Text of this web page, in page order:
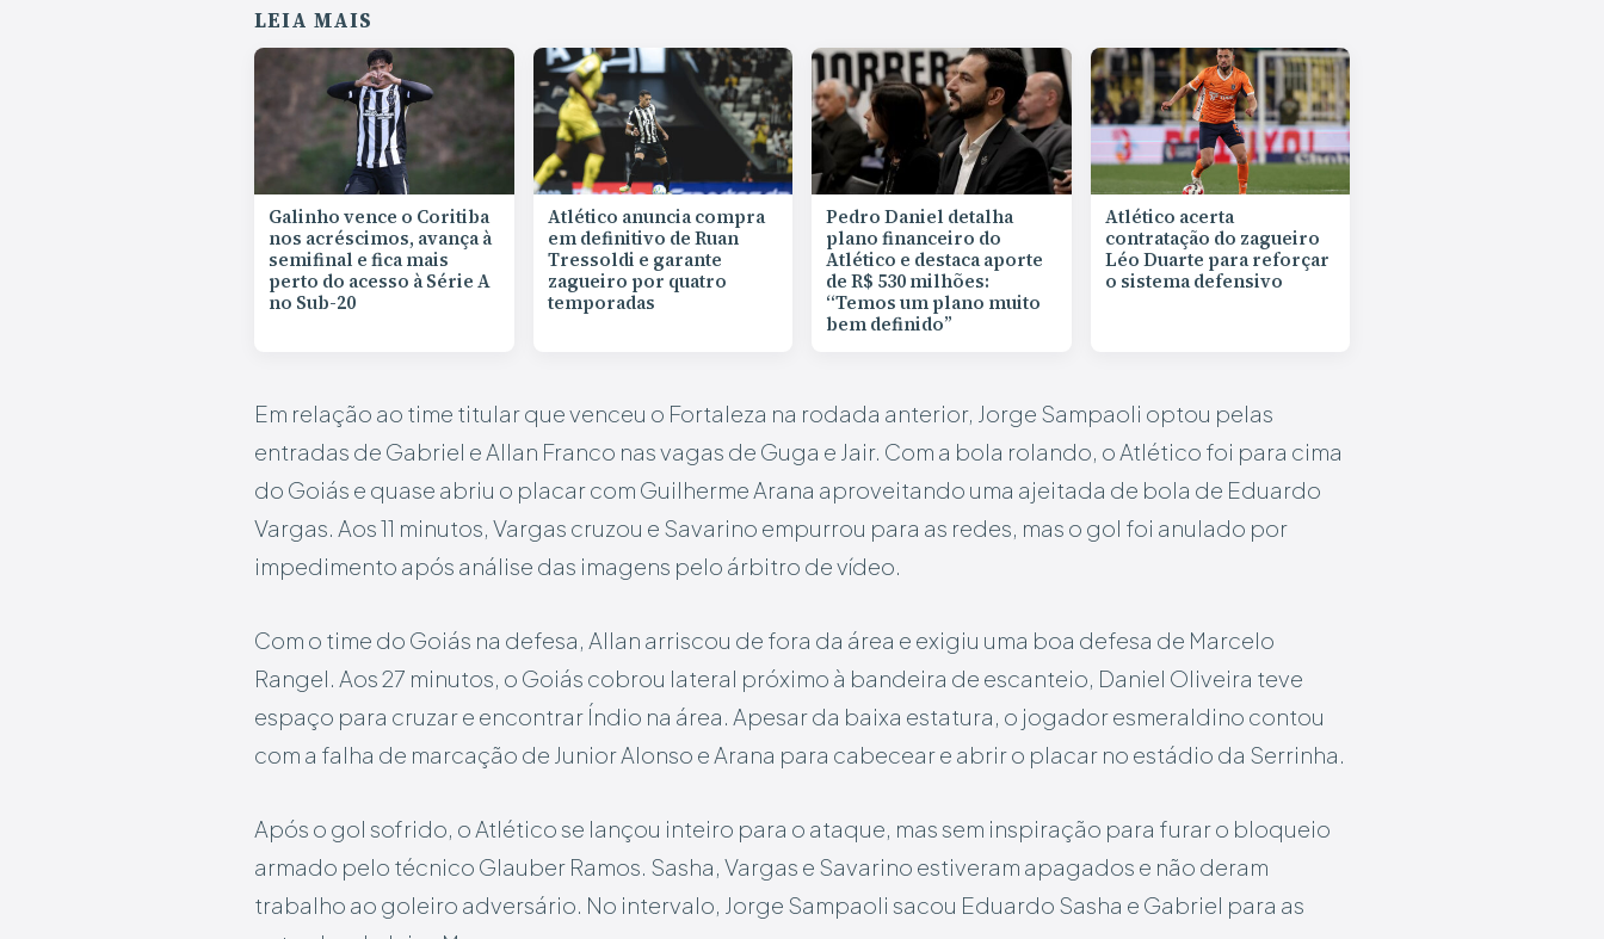
LEIA MAIS
Galinho vence o Coritiba
nos acréscimos, avança à
semifinal e fica mais
perto do acesso à Série A
no Sub-20
Atlético anuncia compra
em definitivo de Ruan
Tressoldi e garante
zagueiro por quatro
temporadas
Pedro Daniel detalha
plano financeiro do
Atlético e destaca aporte
de R$ 530 milhões:
“Temos um plano muito
bem definido”
Atlético acerta
contratação do zagueiro
Léo Duarte para reforçar
o sistema defensivo
Em relação ao time titular que venceu o Fortaleza na rodada anterior, Jorge Sampaoli optou pelas
entradas de Gabriel e Allan Franco nas vagas de Guga e Jair. Com a bola rolando, o Atlético foi para cima
do Goiás e quase abriu o placar com Guilherme Arana aproveitando uma ajeitada de bola de Eduardo
Vargas. Aos 11 minutos, Vargas cruzou e Savarino empurrou para as redes, mas o gol foi anulado por
impedimento após análise das imagens pelo árbitro de vídeo.
Com o time do Goiás na defesa, Allan arriscou de fora da área e exigiu uma boa defesa de Marcelo
Rangel. Aos 27 minutos, o Goiás cobrou lateral próximo à bandeira de escanteio, Daniel Oliveira teve
espaço para cruzar e encontrar Índio na área. Apesar da baixa estatura, o jogador esmeraldino contou
com a falha de marcação de Junior Alonso e Arana para cabecear e abrir o placar no estádio da Serrinha.
Após o gol sofrido, o Atlético se lançou inteiro para o ataque, mas sem inspiração para furar o bloqueio
armado pelo técnico Glauber Ramos. Sasha, Vargas e Savarino estiveram apagados e não deram
trabalho ao goleiro adversário. No intervalo, Jorge Sampaoli sacou Eduardo Sasha e Gabriel para as